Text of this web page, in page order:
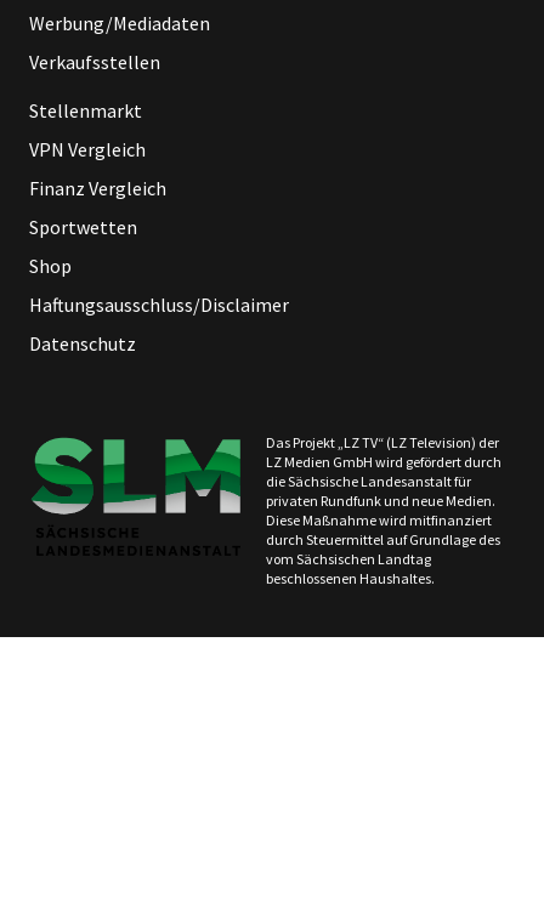
Werbung/Mediadaten
Verkaufsstellen
Stellenmarkt
VPN Vergleich
Finanz Vergleich
Sportwetten
Shop
Haftungsausschluss/Disclaimer
Datenschutz
Das Projekt „LZ TV“ (LZ Television) der
LZ Medien GmbH wird gefördert durch
die Sächsische Landesanstalt für
privaten Rundfunk und neue Medien.
Diese Maßnahme wird mitfinanziert
durch Steuermittel auf Grundlage des
vom Sächsischen Landtag
beschlossenen Haushaltes.